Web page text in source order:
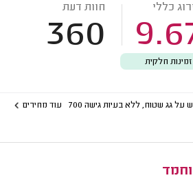
כללי חוות דעת
360
זמינות חלקית
גג שטוח, ללא בעיות גישה 700
עוד מחירים